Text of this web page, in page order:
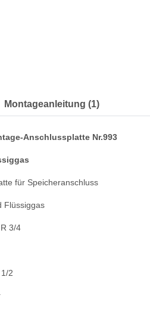
Montageanleitung (1)
Anschlussplatte Nr.993
für Speicheranschluss
Flüssiggas
3/4
2